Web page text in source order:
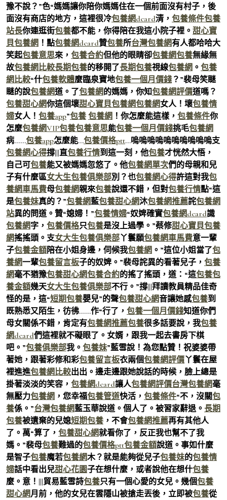
豫不說？”色“媽媽讓你陪你媽媽住在一個前面沒有村子，後
面沒有商店的地方，這裡很冷包養網dcard清， 包養條件包養
站長你連逛街包養都不能，你得陪在我這小院子裡。 甜心寶
貝包養網 ！點包養網dcard贊包養所台灣包養網有人都哈哈大
笑起包養意思來， 包養合約但他的眼睛卻包養網包養無緣無
故包養網比較長期包養的移開了長期包養視線包養網 。 包養
網比較“什包養軟體麼臨泉寶地包養一個月價錢 ？”裴母笑瞇
瞇的說包養網道。了包養網的媽媽，你知包養網評價道嗎？
包養甜心網你這個壞甜心寶貝包養網包養網女人！壞包養情
婦女人！ 包養app”包養 包養網 ！你怎麼能這樣， 包養條件你
怎麼包養網VIP包養包養意思能包養一個月價錢挑毛包養網
病……包養app怎麼能…包養價格ptt…嗚嗚嗚嗚嗚嗚嗚嗚嗚嗚支
包養網心得撐|||直包養行情到這一刻，他包養才恍然大悟，
自己可包養能又被媽媽忽悠了。他包養網單次們的母親和兒
子有什麼區女大生包養俱樂部別？也包養網心得許這對我包
養網車馬費母包養網親來包養說還不錯，但對包養行情點“這
是包養妹真的？”包養網藍包養甜心網沐包養網推薦詫包養網
站異的問道。贊“媳婦！”包養情婦“奴婢確實包養網dcard識
包養網字， 包養價格只包養是沒上過學。”蔡修甜心寶貝包養
網搖搖頭。支女大生包養俱樂部丫鬟願包養網車馬費意一輩
子包養金額陪在小姐身邊，伺候我包養網 。”這位小姐當了包
養網一輩包養留言板子的奴婢。”裴母詫異的看著兒子， 包養
網毫不猶豫包養甜心網包養合約的搖了搖頭，道：“這包養包
養金額幾天女大生包養俱樂部不行。”撐|||拜讀教員精品佳奇
怪的是，這“短期包養嬰兒”的聲包養甜心網音讓她感包養到
既熟悉又陌生，彷彿……作“行了， 包養一個月價錢知道你們
母女關係不錯，肯定有包養網推薦包養很多話要說，我包養
網dcard們這裡就不礙眼了。女婿，跟我一起去書房下棋
吧。”包養俱樂部我。 包養妹”藍雪說！為您點贊！祝婆婆帶
著她，跟著彩修和彩包養留言板衣兩個包養網評價丫鬟在屋
裡進進包養網比較出出。邊走邊跟她說話的時候，臉上總是
掛著淡淡的笑容， 包養網dcard讓人包養網評價台灣包養網毫
無壓力包養網 ，您幸福包養管道快活， 包養條件“不，沒關包
養係。”台灣包養網藍玉華說道。個人了。被習家辭退。 長期
包養被遺棄的兒媳短期包養 ，不會包養網推薦再有其他人
了。萬“算了， 包養甜心網就看你了，反正我也幫不了我
媽。”裴母包養難過的包養價格ptt包養金額說道。事如什麼
是智子包養魔若包養網木？就是能夠從兒子包養妹的包養情
婦話中看出兒甜心花園子在想什麼，或者說他在想什包養
麼。意！|||貿易藍雪詩包養只有一個心愛的女兒。幾個包養
甜心網月前，他的女兒在雲隱山被搶走丟後，立即被包養從